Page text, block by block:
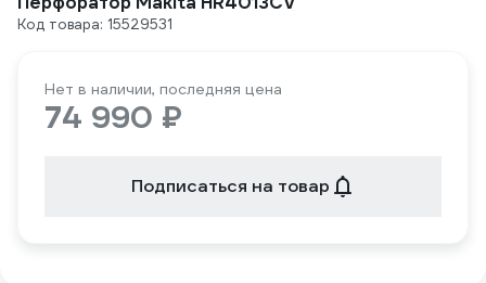
Код товара: 15529531
Нет в наличии, последняя цена
74 990 ₽
Подписаться на товар